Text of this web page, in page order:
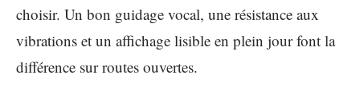
choisir. Un bon guidage vocal, une résistance aux
vibrations et un affichage lisible en plein jour font la
différence sur routes ouvertes.